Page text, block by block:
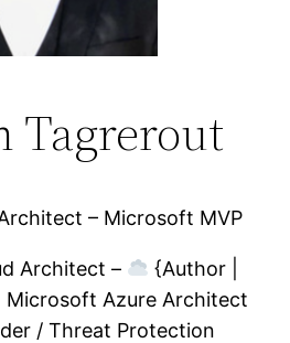
Tagrerout
– Microsoft MVP
Architect –
{Author |
Microsoft Azure Architect
/ Threat Protection